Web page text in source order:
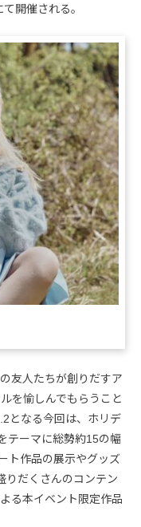
開催される。
友人たちが創りだすア
を愉しんでもらうこと
となる今回は、ホリデ
テーマに総勢約15の幅
ト作品の展示やグッズ
りだくさんのコンテン
る本イベント限定作品